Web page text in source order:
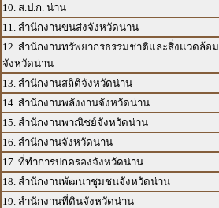
10. ส.ป.ก. น่าน
11. สำนักงานขนส่งจังหวัดน่าน
12. สำนักงานทรัพยากรธรรมชาติและสิ่งแวดล้อม
จังหวัดน่าน
13. สำนักงานสถิติจังหวัดน่าน
14. สำนักงานพลังงานจังหวัดน่าน
15. สำนักงานพาณิชย์จังหวัดน่าน
16. สำนักงานจังหวัดน่าน
17. ที่ทำการปกครองจังหวัดน่าน
18. สำนักงานพัฒนาชุมชนจังหวัดน่าน
19. สำนักงานที่ดินจังหวัดน่าน